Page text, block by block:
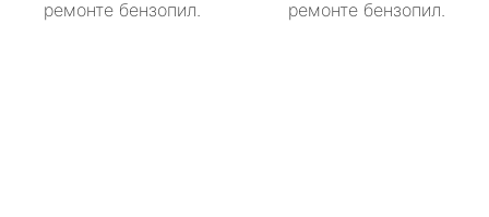
ремонте бензопил.
ремонте бензопил.